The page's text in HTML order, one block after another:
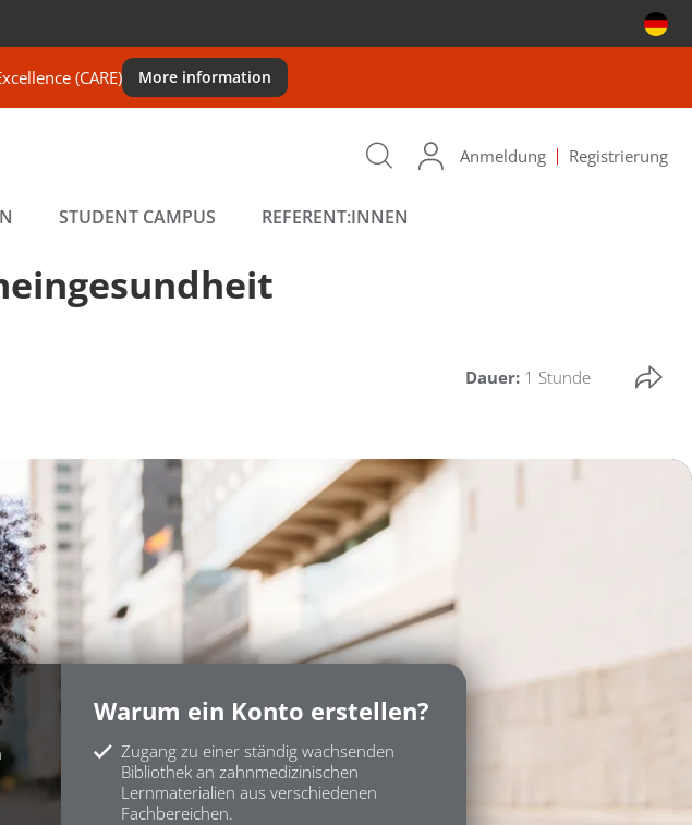
(CARE) More information
Anmeldung Registrierung
STUDENT CAMPUS REFERENT:INNEN
Dauer: 1 Stunde
Warum ein Konto erstellen?
Zugang zu einer ständig wachsenden
Bibliothek an zahnmedizinischen
Lernmaterialien aus verschiedenen
Fachbereichen.